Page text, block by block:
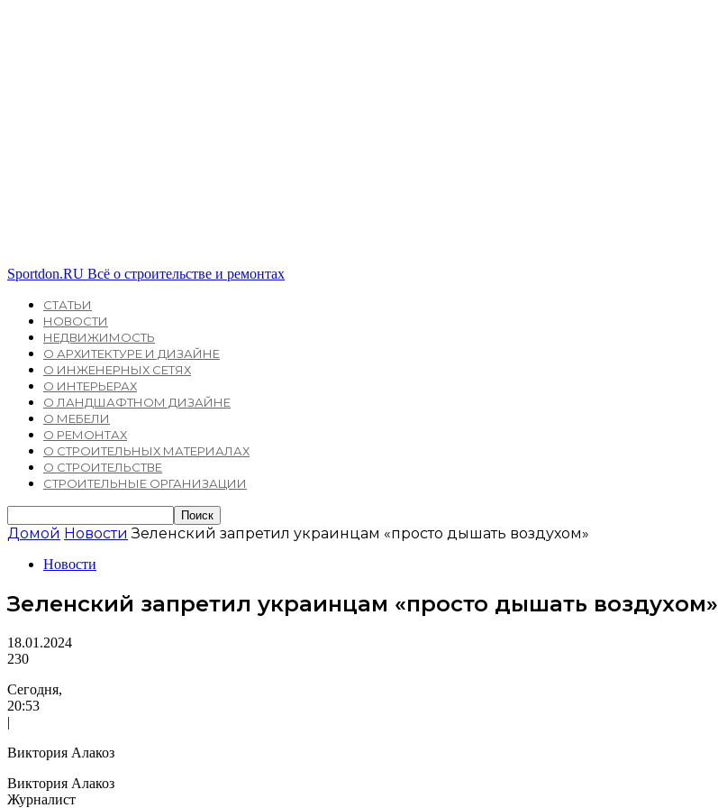
Sportdon.RU Всё о строительстве и ремонтах
СТАТЬИ
НОВОСТИ
НЕДВИЖИМОСТЬ
О АРХИТЕКТУРЕ И ДИЗАЙНЕ
О ИНЖЕНЕРНЫХ СЕТЯХ
О ИНТЕРЬЕРАХ
О ЛАНДШАФТНОМ ДИЗАЙНЕ
О МЕБЕЛИ
О РЕМОНТАХ
О СТРОИТЕЛЬНЫХ МАТЕРИАЛАХ
О СТРОИТЕЛЬСТВЕ
СТРОИТЕЛЬНЫЕ ОРГАНИЗАЦИИ
Домой Новости Зеленский запретил украинцам «просто дышать воздухом»
Новости
Зеленский запретил украинцам «просто дышать воздухом»
18.01.2024
230
Сегодня,
20:53
|
Виктория Алакоз
Виктория Алакоз
Журналист